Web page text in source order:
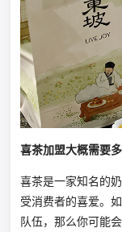
喜茶加盟大概需要
喜茶是一家知名的
受消费者的喜爱。
队伍，那么你可能